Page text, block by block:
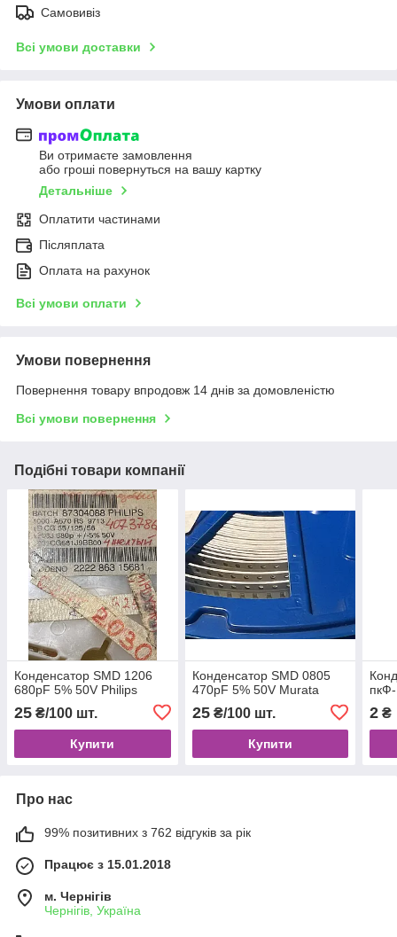
Самовивіз
Всі умови доставки
Умови оплати
Ви отримаєте замовлення
або гроші повернуться на вашу картку
Детальніше
Оплатити частинами
Післяплата
Оплата на рахунок
Всі умови оплати
Умови повернення
Повернення товару впродовж 14 днів за домовленістю
Всі умови повернення
Подібні товари компанії
Конденсатор SMD 1206
680pF 5% 50V Philips
25 ₴/100 шт.
Купити
Конденсатор SMD 0805
470pF 5% 50V Murata
25₴/100 шт.
Купити
2 ₴
Про нас
99% позитивних з 762 відгуків за рік
Працює з 15.01.2018
м. Чернігів
Чернігів, Україна